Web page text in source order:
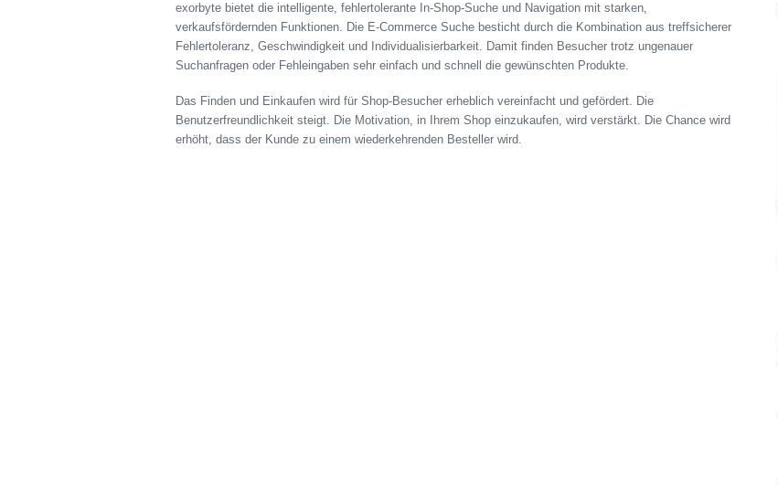
exorbyte bietet die intelligente, fehlertolerante In-Shop-Suche und Navigation mit starken,
verkaufsfördernden Funktionen. Die E-Commerce Suche besticht durch die Kombination aus treffsicherer
Fehlertoleranz, Geschwindigkeit und Individualisierbarkeit. Damit finden Besucher trotz ungenauer
Suchanfragen oder Fehleingaben sehr einfach und schnell die gewünschten Produkte.
Das Finden und Einkaufen wird für Shop-Besucher erheblich vereinfacht und gefördert. Die
Benutzerfreundlichkeit steigt. Die Motivation, in Ihrem Shop einzukaufen, wird verstärkt. Die Chance wird
erhöht, dass der Kunde zu einem wiederkehrenden Besteller wird.